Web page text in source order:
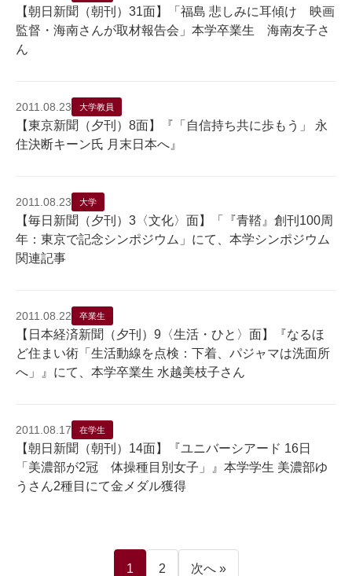
【朝日新聞（朝刊）31面】「福島 悲しみに耳傾け 映画
監督・海南さんが取材報告会」本学卒業生 海南友子さ
ん
2011.08.23 大学教員
【東京新聞（夕刊）8面】『「自信持ち共に歩もう」 永
住決断キーン氏 月末日本へ』
2011.08.23 大学
【毎日新聞（夕刊）3〈文化〉面】「『青鞜』創刊100周
年：東京で記念シンポジウム」にて、本学シンポジウム
関連記事
2011.08.22 卒業生
【日本経済新聞（夕刊）9〈生活・ひと〉面】『なるほ
ど住まい術「生活動線を点検：下着、パジャマは洗面所
へ」』にて、本学卒業生 水越美枝子さん
2011.08.17 在学生
【朝日新聞（朝刊）14面】『ユニバーシアード 16日
「美濃部が2冠 体操種目別女子」』本学学生 美濃部ゆ
うさん2種目にて金メダル獲得
1 2 次へ »